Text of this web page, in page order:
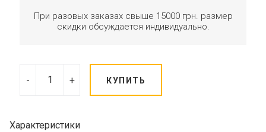
При разовых заказах свыше 15000 грн. размер
скидки обсуждается индивидуально.
- + КУПИТЬ
Характеристики